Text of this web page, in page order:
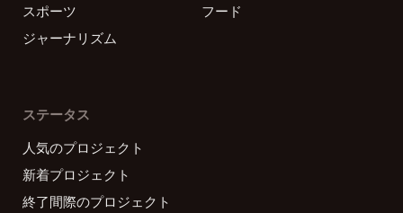
スポーツ
フード
ジャーナリズム
ステータス
人気のプロジェクト
新着プロジェクト
終了間際のプロジェクト